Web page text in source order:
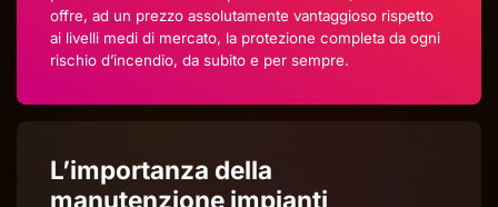
offre, ad un prezzo assolutamente vantaggioso rispetto
ai livelli medi di mercato, la protezione completa da ogni
rischio d’incendio, da subito e per sempre.
L’importanza della
manutenzione impianti